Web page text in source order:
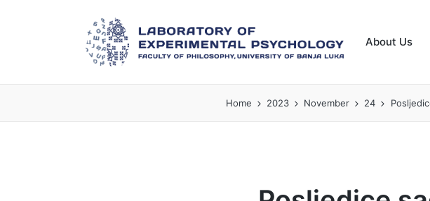
About Us
Home 2023 November 24